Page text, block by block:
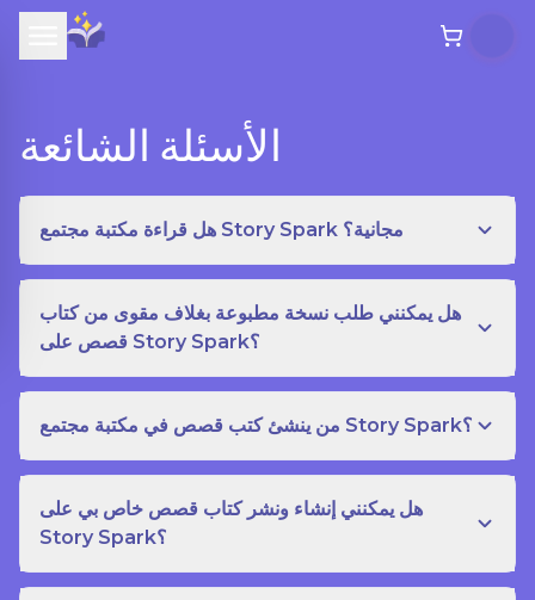
الأسئلة الشائعة
هل قراءة مكتبة مجتمع Story Spark مجانية؟
هل يمكنني طلب نسخة مطبوعة بغلاف مقوى من كتاب
قصص على Story Spark؟
من ينشئ كتب قصص في مكتبة مجتمع Story Spark؟
هل يمكنني إنشاء ونشر كتاب قصص خاص بي على
Story Spark؟